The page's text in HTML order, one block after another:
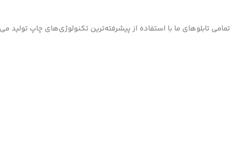
تمامی تابلوهای ما با استفاده از پیشرفته‌ترین تکنولوژی‌های چاپ